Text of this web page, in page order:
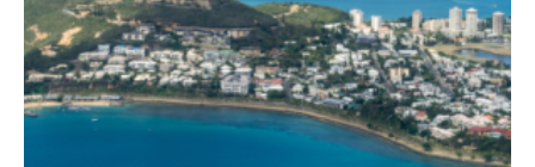
juge
administratif
n’est
pas